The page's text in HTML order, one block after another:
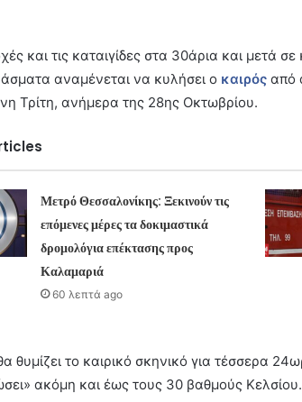
και τις καταιγίδες στα 30άρια και μετά
αναμένεται να κυλήσει ο καιρός από
Τρίτη, ανήμερα της 28ης Οκτωβρίου.
Μετρό Θεσσαλονίκης: Ξεκινούν τις
επόμενες μέρες τα δοκιμαστικά
δρομολόγια επέκτασης προς
Καλαμαριά
60 λεπτά ago
θυμίζει το καιρικό σκηνικό για τέσσερα
ακόμη και έως τους 30 βαθμούς Κελσίου.